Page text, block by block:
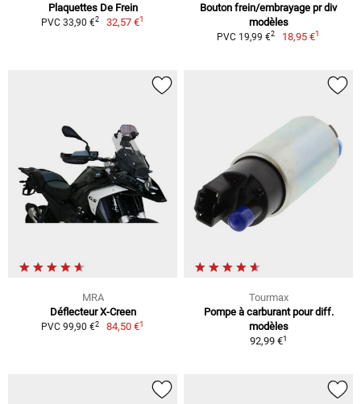
Plaquettes De Frein
PVC 33,90 €2 32,57 €1
Bouton frein/embrayage pr div
modèles
PVC 19,99 €2 18,95 €1
MRA
Déflecteur X-Creen
PVC 99,90 €2 84,50 €1
Tourmax
Pompe à carburant pour diff.
modèles
92,99 €1